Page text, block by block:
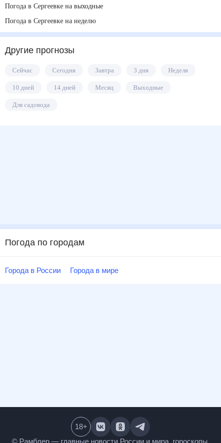
Погода в Сергеевке на выходные
Погода в Сергеевке на неделю
Другие прогнозы
Сейчас Сегодня Завтра 3 дня Неделя
10 дней 14 дней Месяц Выходные
Для садовода
Погода по городам
Города в России Города в мире
18+